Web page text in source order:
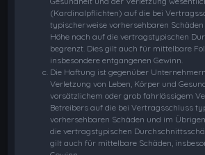
(Kardinalpflichten) auf die bei
typischerweise vorhersehbaren
Höhe nach auf die vertragstypischen
begrenzt. Dies gilt auch für mittelbare
insbesondere entgangenen Gewinn.
Die Haftung ist gegenüber
Verletzung von Leben, Körper und
vorsätzlichem oder grob fahrlässigem
Betreibers auf die bei Vertragsschluss
vorhersehbaren Schäden und im
die vertragstypischen
gilt auch für mittelbare Schäden,